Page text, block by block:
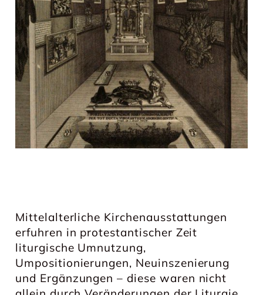
Mittelalterliche Kirchenausstattungen
erfuhren in protestantischer Zeit
liturgische Umnutzung,
Umpositionierungen, Neuinszenierung
und Ergänzungen – diese waren nicht